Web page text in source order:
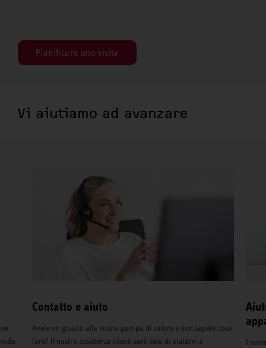
Pianificare una visita
Vi aiutiamo ad avanzare
Contatto e aiuto
Avete un guasto alla vostra pompa di calore e non sapete cosa
fare? Il nostro assistenza clienti sarà lieto di aiutarvi a
I